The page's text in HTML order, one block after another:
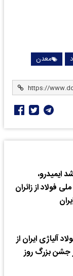
معدن
ایمیدرو،
فولاد از زائران
آلیاژی ایران از
جشن بزرگ روز